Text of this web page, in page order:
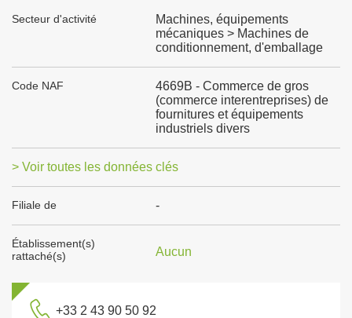
Secteur d'activité
Machines, équipements
mécaniques > Machines de
conditionnement, d'emballage
Code NAF
4669B - Commerce de gros
(commerce interentreprises) de
fournitures et équipements
industriels divers
> Voir toutes les données clés
Filiale de -
Établissement(s)
rattaché(s)
Aucun
+33 2 43 90 50 92